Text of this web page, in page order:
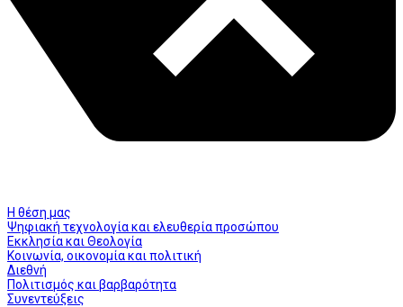
Η θέση μας
Ψηφιακή τεχνολογία και ελευθερία προσώπου
Εκκλησία και Θεολογία
Κοινωνία, οικονομία και πολιτική
Διεθνή
Πολιτισμός και βαρβαρότητα
Συνεντεύξεις